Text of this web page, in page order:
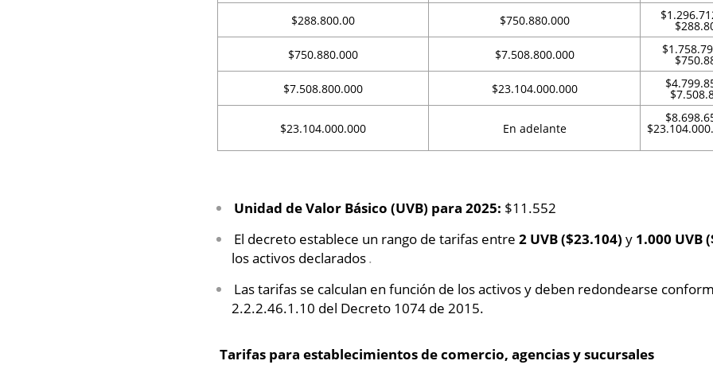
$288.800.00
$750.880.000
$750.880.000
$7.508.800.000
$7.508.800.000
$23.104.000.000
$23.104.000.000 En adelante
Unidad de Valor Básico (UVB) para 2025: $11.552
El decreto establece un rango de tarifas entre 2 UVB ($23.104) y 1.000 UVB
los activos declarados.
Las tarifas se calculan en función de los activos y deben redondearse
2.2.2.46.1.10 del Decreto 1074 de 2015.
Tarifas para establecimientos de comercio, agencias y sucursales